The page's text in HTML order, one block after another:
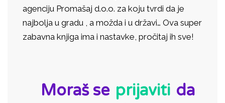
agenciju Promašaj d.o.o. za koju tvrdi da je
najbolja u gradu , a možda i u državi… Ova super
zabavna knjiga ima i nastavke, pročitaj ih sve!
Moraš se prijaviti da